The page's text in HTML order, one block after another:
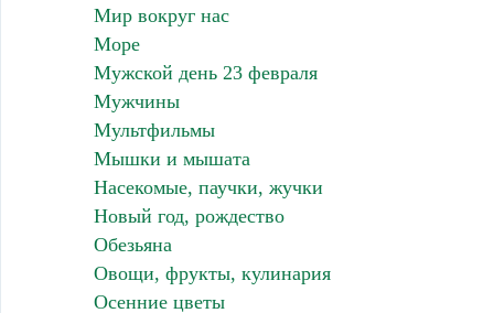
Мир вокруг нас
Море
Мужской день 23 февраля
Мужчины
Мультфильмы
Мышки и мышата
Насекомые, паучки, жучки
Новый год, рождество
Обезьяна
Овощи, фрукты, кулинария
Осенние цветы